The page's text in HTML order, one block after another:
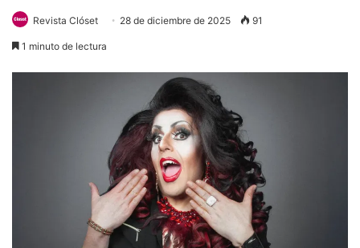
Revista Clóset 28 de diciembre de 2025 91
1 minuto de lectura